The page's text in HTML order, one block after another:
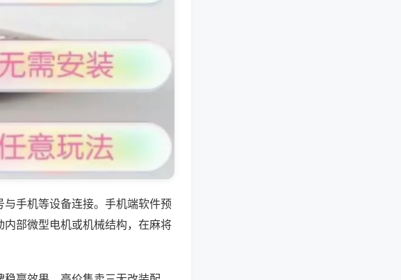
手机等设备连接。手机端软件预
部微型电机或机械结构，在麻将